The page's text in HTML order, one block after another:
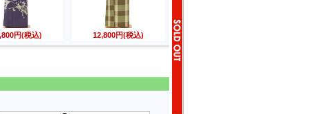
円(税込) 12,800円(税込)